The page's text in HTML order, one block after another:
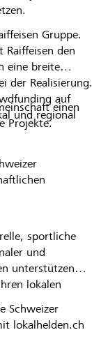
Gruppe.
Raiffeisen den
eine breite
der Realisierung.
auf
und regional
einen
Projekte.
sportliche
und
unterstützen
lokalen
Schweizer
lokalhelden.ch